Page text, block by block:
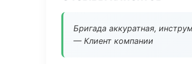
Бригада аккуратная,
— Клиент компании